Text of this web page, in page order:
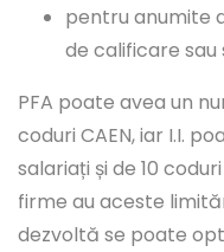
pentru anumite
de calificare sau
PFA poate avea un
coduri CAEN, iar I.I.
salariați și de 10
firme au aceste
dezvoltă se poate